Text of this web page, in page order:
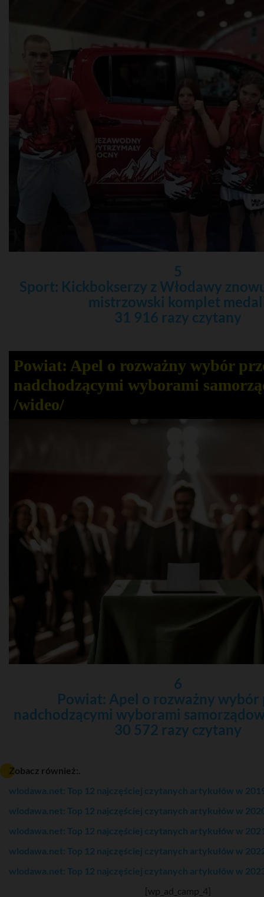
5
Sport: Kickbokserzy z Włodawy
mistrzowski komplet
31 916 razy czytany
Powiat: Apel o rozważny wybór
nadchodzącymi wyborami
/wideo/
6
Powiat: Apel o rozważny wybór
nadchodzącymi wyborami
30 572 razy czytany
Zobacz również:.
wlodawa.net: Top 12 najczęściej czytanych artykułów w
wlodawa.net: Top 12 najczęściej czytanych artykułów w
wlodawa.net: Top 12 najczęściej czytanych artykułów w
wlodawa.net: Top 12 najczęściej czytanych artykułów w
wlodawa.net: Top 12 najczęściej czytanych artykułów w
[wp_ad_camp_4]